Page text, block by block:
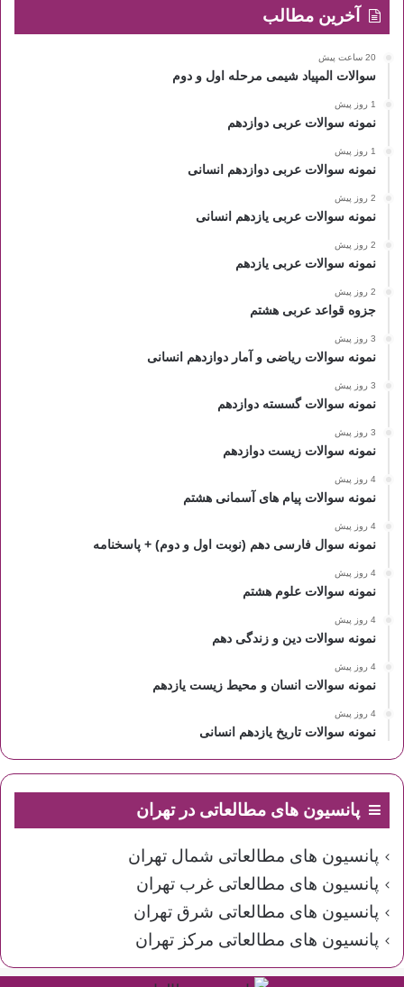
آخرین مطالب
20 ساعت پیش
سوالات المپیاد شیمی مرحله اول و دوم
1 روز پیش
نمونه سوالات عربی دوازدهم
1 روز پیش
نمونه سوالات عربی دوازدهم انسانی
2 روز پیش
نمونه سوالات عربی یازدهم انسانی
2 روز پیش
نمونه سوالات عربی یازدهم
2 روز پیش
جزوه قواعد عربی هشتم
3 روز پیش
نمونه سوالات ریاضی و آمار دوازدهم انسانی
3 روز پیش
نمونه سوالات گسسته دوازدهم
3 روز پیش
نمونه سوالات زیست دوازدهم
4 روز پیش
نمونه سوالات پیام های آسمانی هشتم
4 روز پیش
نمونه سوال فارسی دهم (نوبت اول و دوم) + پاسخنامه
4 روز پیش
نمونه سوالات علوم هشتم
4 روز پیش
نمونه سوالات دین و زندگی دهم
4 روز پیش
نمونه سوالات انسان و محیط زیست یازدهم
4 روز پیش
نمونه سوالات تاریخ یازدهم انسانی
پانسیون های مطالعاتی در تهران
پانسیون های مطالعاتی شمال تهران
پانسیون های مطالعاتی غرب تهران
پانسیون های مطالعاتی شرق تهران
پانسیون های مطالعاتی مرکز تهران